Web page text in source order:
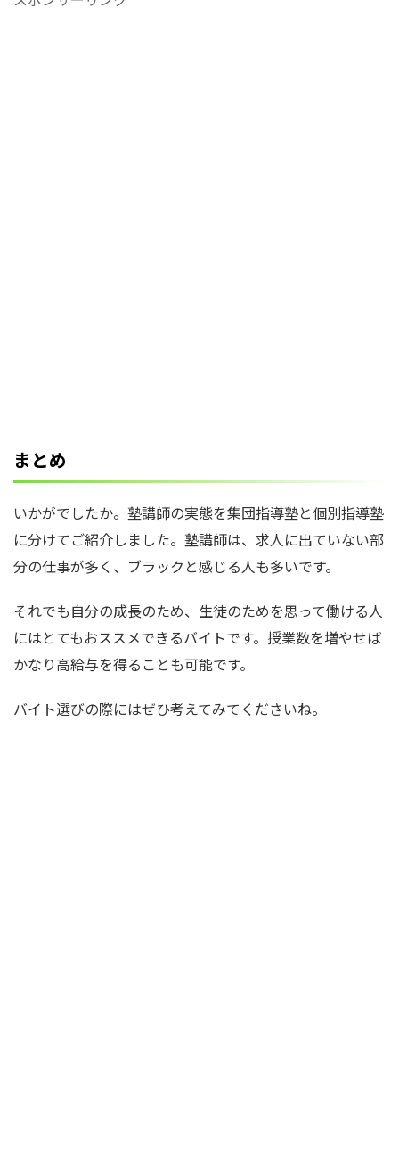
まとめ
いかがでしたか。塾講師の実態を集団指導塾と個別指導塾
に分けてご紹介しました。塾講師は、求人に出ていない部
分の仕事が多く、ブラックと感じる人も多いです。
それでも自分の成長のため、生徒のためを思って働ける人
にはとてもおススメできるバイトです。授業数を増やせば
かなり高給与を得ることも可能です。
バイト選びの際にはぜひ考えてみてくださいね。